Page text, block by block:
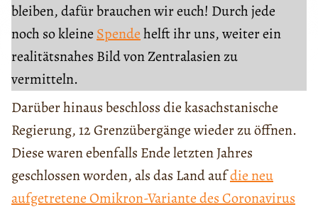
bleiben, dafür brauchen wir euch! Durch jede
noch so kleine Spendehelft ihr uns, weiter ein
realitätsnahes Bild von Zentralasien zu
vermitteln.
Darüber hinaus beschloss die kasachstanische
Regierung, 12 Grenzübergänge wieder zu öffnen.
Diese waren ebenfalls Ende letzten Jahres
geschlossen worden, als das Land aufdie neu
aufgetretene Omikron-Variante des Coronavirus